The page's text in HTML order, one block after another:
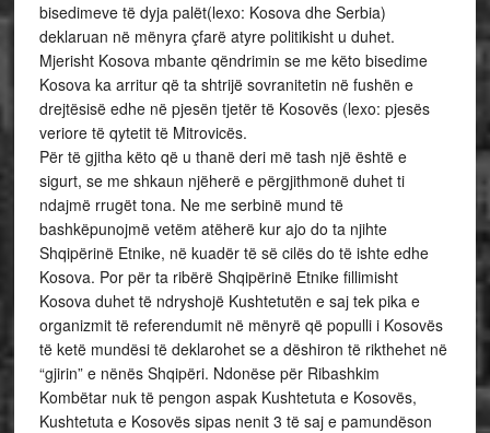
bisedimeve të dyja palët(lexo: Kosova dhe Serbia)
deklaruan në mënyra çfarë atyre politikisht u duhet.
Mjerisht Kosova mbante qëndrimin se me këto bisedime
Kosova ka arritur që ta shtrijë sovranitetin në fushën e
drejtësisë edhe në pjesën tjetër të Kosovës (lexo: pjesës
veriore të qytetit të Mitrovicës.
Për të gjitha këto që u thanë deri më tash një është e
sigurt, se me shkaun njëherë e përgjithmonë duhet ti
ndajmë rrugët tona. Ne me serbinë mund të
bashkëpunojmë vetëm atëherë kur ajo do ta njihte
Shqipërinë Etnike, në kuadër të së cilës do të ishte edhe
Kosova. Por për ta ribërë Shqipërinë Etnike fillimisht
Kosova duhet të ndryshojë Kushtetutën e saj tek pika e
organizmit të referendumit në mënyrë që populli i Kosovës
të ketë mundësi të deklarohet se a dëshiron të rikthehet në
“gjirin” e nënës Shqipëri. Ndonëse për Ribashkim
Kombëtar nuk të pengon aspak Kushtetuta e Kosovës,
Kushtetuta e Kosovës sipas nenit 3 të saj e pamundëson